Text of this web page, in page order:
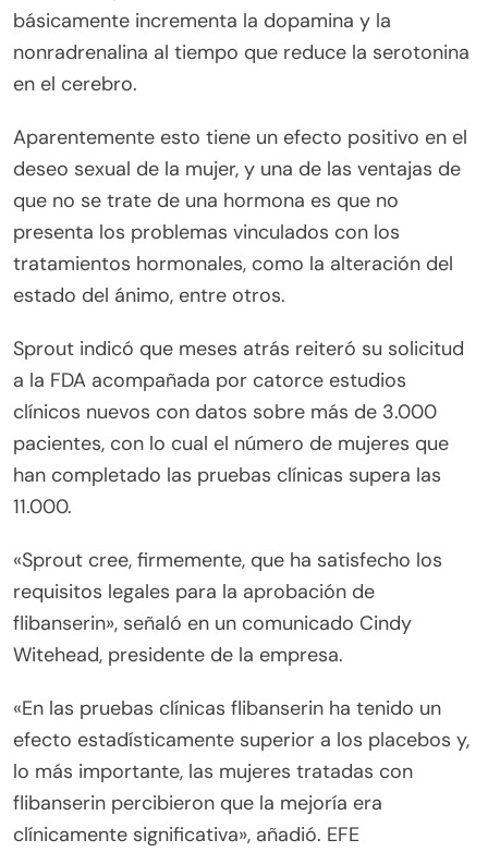
básicamente incrementa la dopamina y la
nonradrenalina al tiempo que reduce la serotonina
en el cerebro.
Aparentemente esto tiene un efecto positivo en el
deseo sexual de la mujer, y una de las ventajas de
que no se trate de una hormona es que no
presenta los problemas vinculados con los
tratamientos hormonales, como la alteración del
estado del ánimo, entre otros.
Sprout indicó que meses atrás reiteró su solicitud
a la FDA acompañada por catorce estudios
clínicos nuevos con datos sobre más de 3.000
pacientes, con lo cual el número de mujeres que
han completado las pruebas clínicas supera las
11.000.
«Sprout cree, firmemente, que ha satisfecho los
requisitos legales para la aprobación de
flibanserin», señaló en un comunicado Cindy
Witehead, presidente de la empresa.
«En las pruebas clínicas flibanserin ha tenido un
efecto estadísticamente superior a los placebos y,
lo más importante, las mujeres tratadas con
flibanserin percibieron que la mejoría era
clínicamente significativa», añadió. EFE